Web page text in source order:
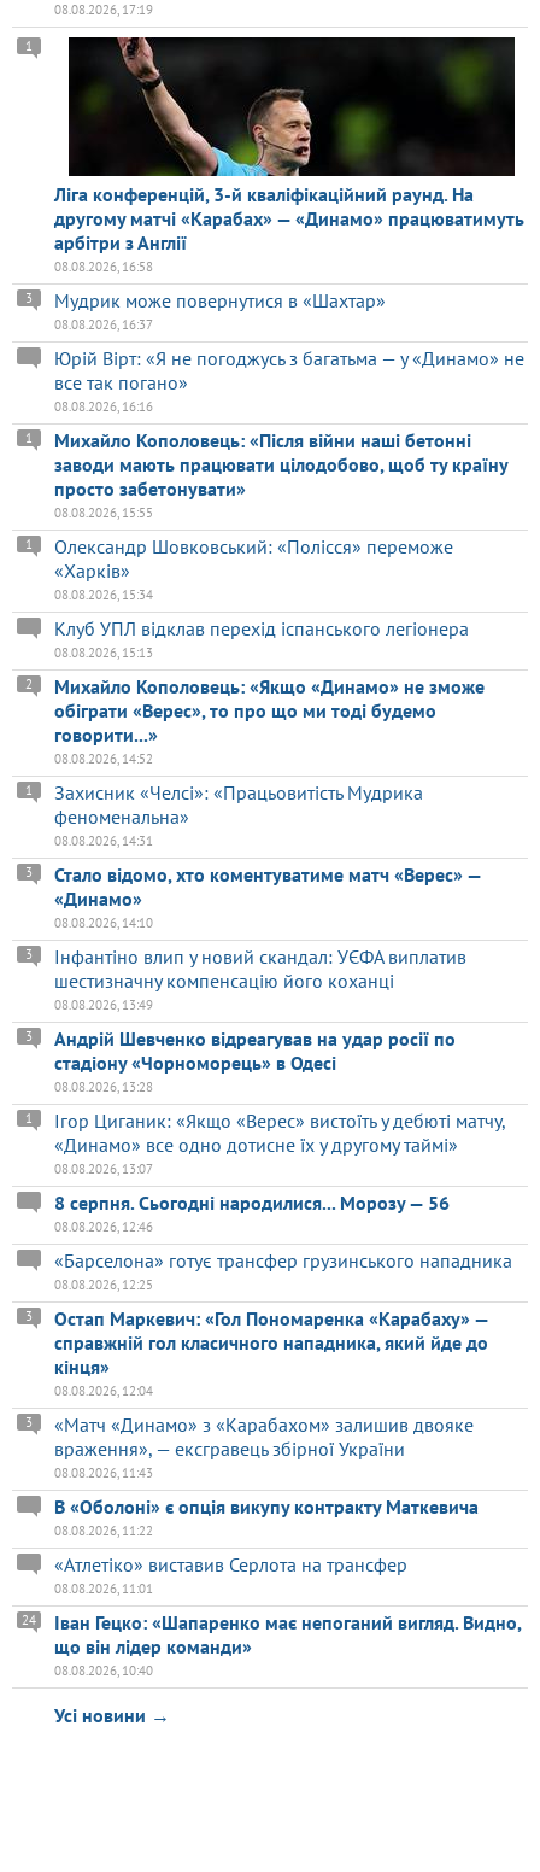
08.08.2026, 17:19
Ліга конференцій, 3-й кваліфікаційний раунд. На
другому матчі «Карабах» — «Динамо» працюватимуть
арбітри з Англії
1
08.08.2026, 16:58
Мудрик може повернутися в «Шахтар»
3
08.08.2026, 16:37
Юрій Вірт: «Я не погоджусь з багатьма — у «Динамо» не
все так погано»
08.08.2026, 16:16
Михайло Кополовець: «Після війни наші бетонні
заводи мають працювати цілодобово, щоб ту країну
просто забетонувати»
1
08.08.2026, 15:55
Олександр Шовковський: «Полісся» переможе
«Харків»
1
08.08.2026, 15:34
Клуб УПЛ відклав перехід іспанського легіонера
08.08.2026, 15:13
Михайло Кополовець: «Якщо «Динамо» не зможе
обіграти «Верес», то про що ми тоді будемо
говорити...»
2
08.08.2026, 14:52
Захисник «Челсі»: «Працьовитість Мудрика
феноменальна»
1
08.08.2026, 14:31
Стало відомо, хто коментуватиме матч «Верес» —
«Динамо»
3
08.08.2026, 14:10
Інфантіно влип у новий скандал: УЄФА виплатив
шестизначну компенсацію його коханці
3
08.08.2026, 13:49
Андрій Шевченко відреагував на удар росії по
стадіону «Чорноморець» в Одесі
3
08.08.2026, 13:28
Ігор Циганик: «Якщо «Верес» вистоїть у дебюті матчу,
«Динамо» все одно дотисне їх у другому таймі»
1
08.08.2026, 13:07
8 серпня. Сьогодні народилися... Морозу — 56
08.08.2026, 12:46
«Барселона» готує трансфер грузинського нападника
08.08.2026, 12:25
Остап Маркевич: «Гол Пономаренка «Карабаху» —
справжній гол класичного нападника, який йде до
кінця»
3
08.08.2026, 12:04
«Матч «Динамо» з «Карабахом» залишив двояке
враження», — ексгравець збірної України
3
08.08.2026, 11:43
В «Оболоні» є опція викупу контракту Маткевича
08.08.2026, 11:22
«Атлетіко» виставив Серлота на трансфер
08.08.2026, 11:01
Іван Гецко: «Шапаренко має непоганий вигляд. Видно,
що він лідер команди»
24
08.08.2026, 10:40
Усі новини →